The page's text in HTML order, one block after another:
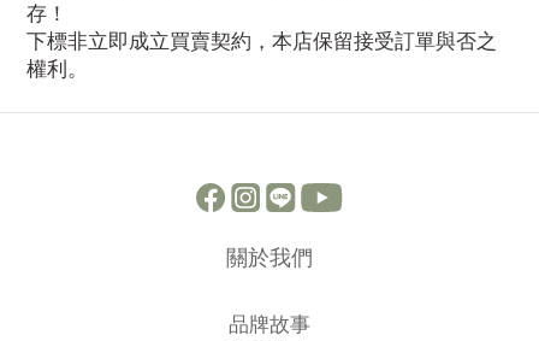
存！
下標非立即成立買賣契約，本店保留接受訂單與否之
權利。
關於我們
品牌故事